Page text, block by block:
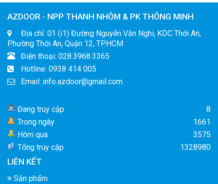
AZDOOR - NPP THANH NHÔM & PK THÔNG MINH
Địa chỉ: 01 (i1) Đường Nguyễn Văn Nghi, KDC Thới An,
Phường Thới An, Quận 12, TP.HCM
Điện thoại: 028.3968.3365
Hotline: 0938 414 005
Email: info.azdoor@gmail.com
Đang truy cập
8
Trong ngày
1661
Hôm qua
3575
Tổng truy cập
1328980
LIÊN KẾT
Sản phẩm